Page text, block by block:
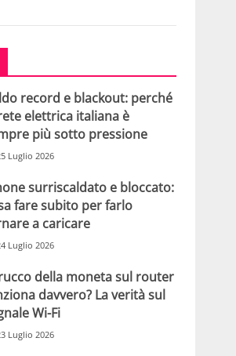
record e blackout: perché
elettrica italiana è
più sotto pressione
Luglio 2026
surriscaldato e bloccato:
fare subito per farlo
a caricare
Luglio 2026
della moneta sul router
davvero? La verità sul
Wi-Fi
Luglio 2026